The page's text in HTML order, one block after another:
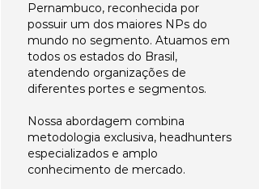
Pernambuco, reconhecida por
possuir um dos maiores NPs do
mundo no segmento. Atuamos em
todos os estados do Brasil,
atendendo organizações de
diferentes portes e segmentos.
Nossa abordagem combina
metodologia exclusiva, headhunters
especializados e amplo
conhecimento de mercado.